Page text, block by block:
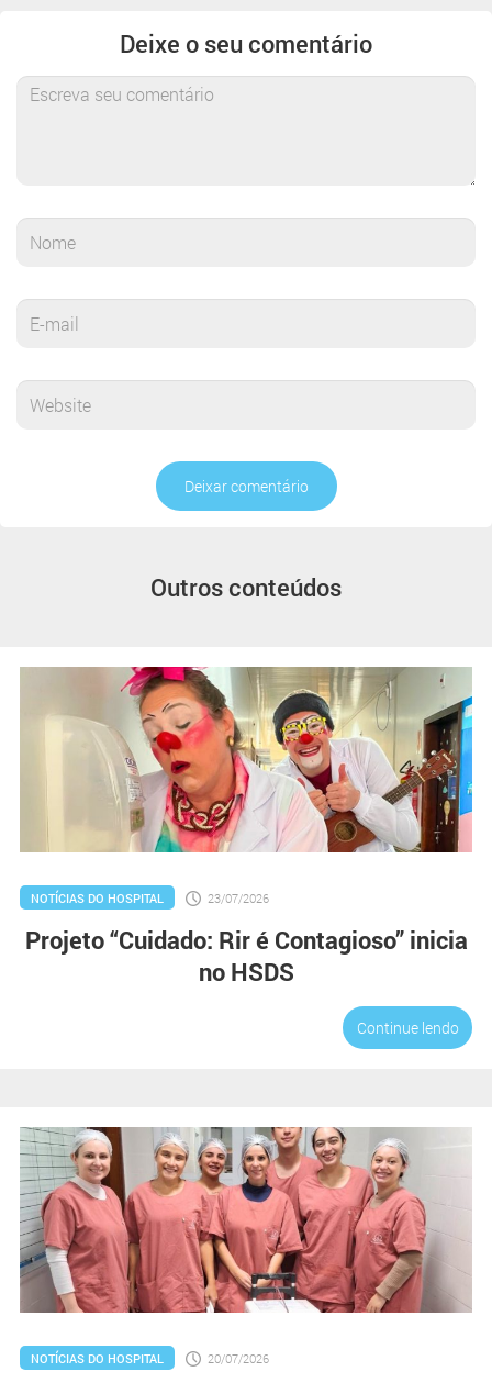
Deixe o seu comentário
Deixar comentário
Outros conteúdos
NOTÍCIAS DO HOSPITAL 23/07/2026
Projeto “Cuidado: Rir é Contagioso” inicia
no HSDS
Continue lendo
NOTÍCIAS DO HOSPITAL 20/07/2026